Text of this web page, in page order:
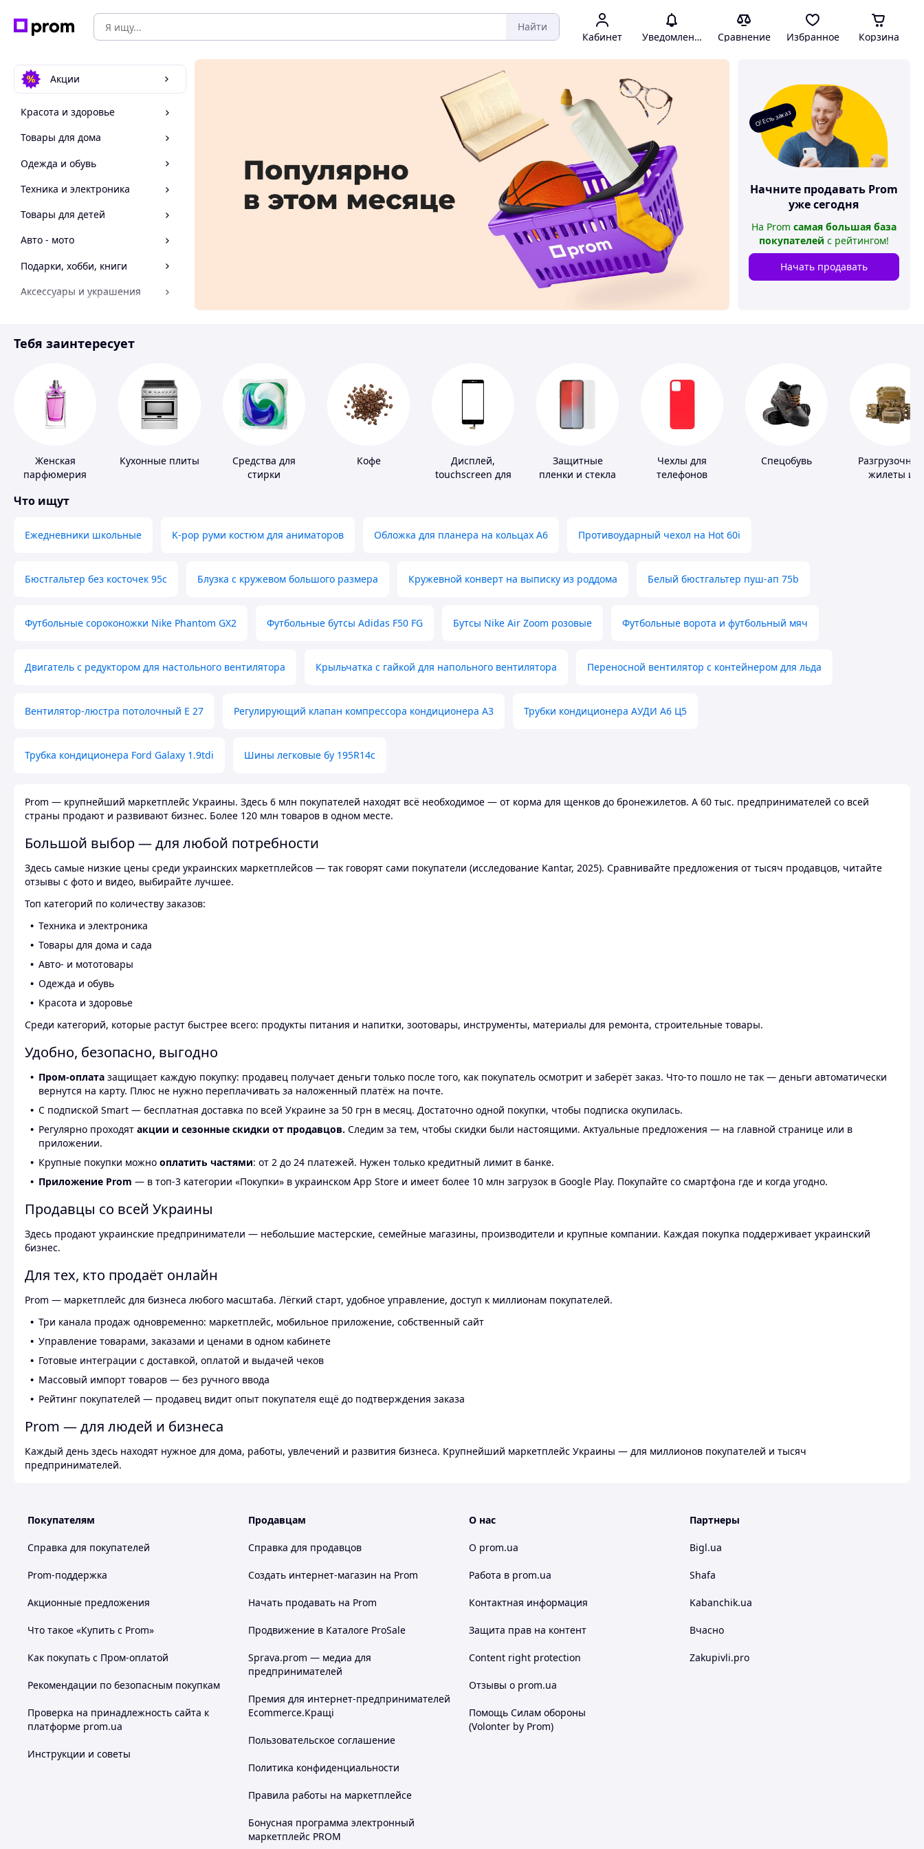
Найти
Кабинет Уведомления Сравнение Избранное Корзина
Акции
Красота и здоровье
Товары для дома
Одежда и обувь
Техника и электроника
Товары для детей
Авто - мото
Подарки, хобби, книги
Аксессуары и украшения
Спорт и отдых
О! Есть заказ
Начните продавать Prom
уже сегодня
На Prom самая большая база
покупателей с рейтингом!
Начать продавать
Тебя заинтересует
Женская
парфюмерия
Кухонные плиты
Средства для
стирки
Кофе
Дисплей,
touchscreen для
Защитные
пленки и стекла
Чехлы для
телефонов
Спецобувь
Разгрузочные
жилеты и
Что ищут
Ежедневники школьные K-pop руми костюм для аниматоров Обложка для планера на кольцах А6 Противоударный чехол на Hot 60i
Бюстгальтер без косточек 95с Блузка с кружевом большого размера Кружевной конверт на выписку из роддома Белый бюстгальтер пуш-ап 75b
Футбольные сороконожки Nike Phantom GX2 Футбольные бутсы Adidas F50 FG Бутсы Nike Air Zoom розовые Футбольные ворота и футбольный мяч
Двигатель с редуктором для настольного вентилятора Крыльчатка с гайкой для напольного вентилятора Переносной вентилятор с контейнером для льда
Вентилятор-люстра потолочный E 27 Регулирующий клапан компрессора кондиционера А3 Трубки кондиционера АУДИ А6 Ц5
Трубка кондиционера Ford Galaxy 1.9tdi Шины легковые бу 195R14c
Prom — крупнейший маркетплейс Украины. Здесь 6 млн покупателей находят всё необходимое — от корма для щенков до бронежилетов. А 60 тыс. предпринимателей со всей
страны продают и развивают бизнес. Более 120 млн товаров в одном месте.
Большой выбор — для любой потребности
Здесь самые низкие цены среди украинских маркетплейсов — так говорят сами покупатели (исследование Kantar, 2025). Сравнивайте предложения от тысяч продавцов, читайте
отзывы с фото и видео, выбирайте лучшее.
Топ категорий по количеству заказов:
Техника и электроника
Товары для дома и сада
Авто- и мототовары
Одежда и обувь
Красота и здоровье
Среди категорий, которые растут быстрее всего: продукты питания и напитки, зоотовары, инструменты, материалы для ремонта, строительные товары.
Удобно, безопасно, выгодно
Пром-оплата защищает каждую покупку: продавец получает деньги только после того, как покупатель осмотрит и заберёт заказ. Что-то пошло не так — деньги автоматически
вернутся на карту. Плюс не нужно переплачивать за наложенный платёж на почте.
С подпиской Smart — бесплатная доставка по всей Украине за 50 грн в месяц. Достаточно одной покупки, чтобы подписка окупилась.
Регулярно проходят акции и сезонные скидки от продавцов. Следим за тем, чтобы скидки были настоящими. Актуальные предложения — на главной странице или в
приложении.
Крупные покупки можно оплатить частями: от 2 до 24 платежей. Нужен только кредитный лимит в банке.
Приложение Prom — в топ-3 категории «Покупки» в украинском App Store и имеет более 10 млн загрузок в Google Play. Покупайте со смартфона где и когда угодно.
Продавцы со всей Украины
Здесь продают украинские предприниматели — небольшие мастерские, семейные магазины, производители и крупные компании. Каждая покупка поддерживает украинский
бизнес.
Для тех, кто продаёт онлайн
Prom — маркетплейс для бизнеса любого масштаба. Лёгкий старт, удобное управление, доступ к миллионам покупателей.
Три канала продаж одновременно: маркетплейс, мобильное приложение, собственный сайт
Управление товарами, заказами и ценами в одном кабинете
Готовые интеграции с доставкой, оплатой и выдачей чеков
Массовый импорт товаров — без ручного ввода
Рейтинг покупателей — продавец видит опыт покупателя ещё до подтверждения заказа
Prom — для людей и бизнеса
Каждый день здесь находят нужное для дома, работы, увлечений и развития бизнеса. Крупнейший маркетплейс Украины — для миллионов покупателей и тысяч
предпринимателей.
Покупателям
Справка для покупателей
Prom-поддержка
Акционные предложения
Что такое «Купить с Prom»
Как покупать с Пром-оплатой
Рекомендации по безопасным покупкам
Проверка на принадлежность сайта к
платформе prom.ua
Инструкции и советы
Продавцам
Справка для продавцов
Создать интернет-магазин на Prom
Начать продавать на Prom
Продвижение в Каталоге ProSale
Sprava.prom — медиа для
предпринимателей
Премия для интернет-предпринимателей
Ecommerce.Кращі
Пользовательское соглашение
Политика конфиденциальности
Правила работы на маркетплейсе
Бонусная программа электронный
маркетплейс PROM
О нас
О prom.ua
Работа в prom.ua
Контактная информация
Защита прав на контент
Content right protection
Отзывы о prom.ua
Помощь Силам обороны
(Volonter by Prom)
Партнеры
Bigl.ua
Shafa
Kabanchik.ua
Вчасно
Zakupivli.pro